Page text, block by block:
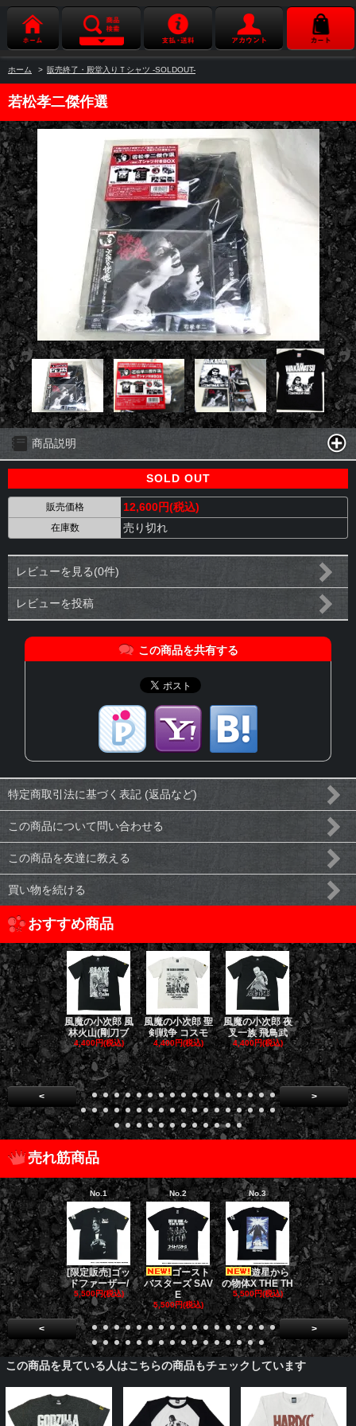
ホーム > 販売終了・殿堂入りＴシャツ -SOLDOUT-
若松孝二傑作選
商品説明
SOLD OUT
販売価格 12,600円(税込)
在庫数 売り切れ
レビューを見る(0件)
レビューを投稿
この商品を共有する
特定商取引法に基づく表記 (返品など)
この商品について問い合わせる
この商品を友達に教える
買い物を続ける
おすすめ商品
風魔の小次郎 風
林火山(剛刀ブ
4,400円(税込)
風魔の小次郎 聖
剣戦争 コスモ
4,400円(税込)
風魔の小次郎 夜
叉一族 飛鳥武
4,400円(税込)
風魔の小次
魔一族 竜
4,400円(税
< >
売れ筋商品
No.1
[限定販売]ゴッ
ドファーザー/
5,500円(税込)
No.2
ゴースト
バスターズ SAV
E
5,500円(税込)
No.3
遊星から
の物体X THE TH
5,500円(税込)
No.4
ダークナイ
リロジー/
5,500円(税
< >
この商品を見ている人はこちらの商品もチェックしています